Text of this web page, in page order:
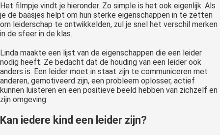
Het filmpje vindt je hieronder. Zo simple is het ook eigenlijk. Als
je de baasjes helpt om hun sterke eigenschappen in te zetten
om leiderschap te ontwikkelden, zul je snel het verschil merken
in de sfeer in de klas.
Linda maakte een lijst van de eigenschappen die een leider
nodig heeft. Ze bedacht dat de houding van een leider ook
anders is. Een leider moet in staat zijn te communiceren met
anderen, gemotiveerd zijn, een probleem oplosser, actief
kunnen luisteren en een positieve beeld hebben van zichzelf en
zijn omgeving.
Kan iedere kind een leider zijn?